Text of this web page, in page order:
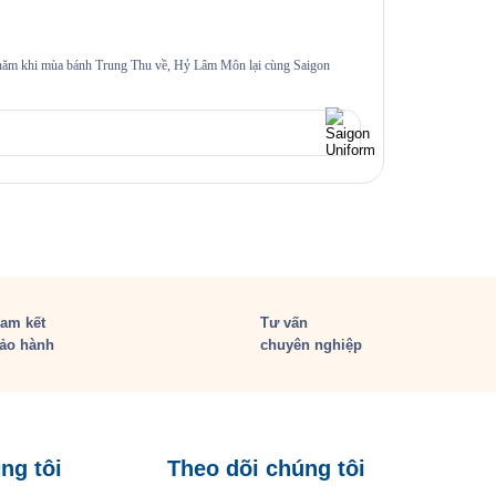
khi mùa bánh Trung Thu về, Hỷ Lâm Môn lại cùng Saigon
kết
hành
Tư vấn
chuyên nghiệp
tôi Theo dõi chúng tôi